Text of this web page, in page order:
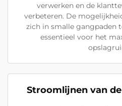
verwerken en de
verbeteren. De
zich in smalle gangpaden
essentieel voor het
Stroomlijnen van